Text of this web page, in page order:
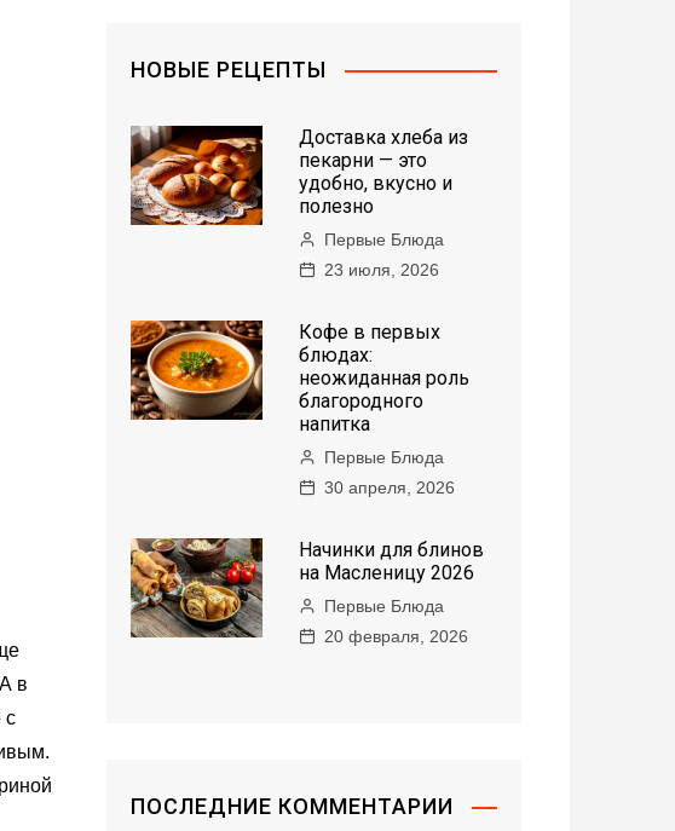
в
с
НОВЫЕ РЕЦЕПТЫ
Доставка хлеба из
пекарни — это
удобно, вкусно и
полезно
Первые Блюда
23 июля, 2026
Кофе в первых
блюдах:
неожиданная роль
благородного
напитка
Первые Блюда
30 апреля, 2026
Начинки для блинов
на Масленицу 2026
Первые Блюда
20 февраля, 2026
ПОСЛЕДНИЕ КОММЕНТАРИИ